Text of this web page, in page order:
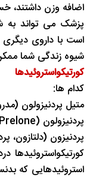
اضافه وزن داشتند،
پزشک می تواند به
است با داروی دیگری
شیوه زندگی شما
کورتیکواستروئیدها
کدام ها:
متیل پردنیزولون
پردنیزولون (Orapred، Pediapred، Prelone و دیگران)
پردنیزون (دلتازون،
کورتیکواستروئیدها
استروئیدهایی که